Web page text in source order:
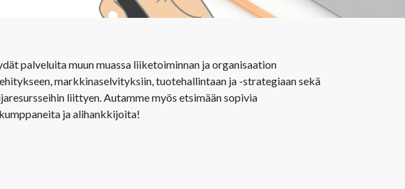
palveluita muun muassa liiketoiminnan ja organisaation
markkinaselvityksiin, tuotehallintaan ja -strategiaan sekä
liittyen. Autamme myös etsimään sopivia
ja alihankkijoita!